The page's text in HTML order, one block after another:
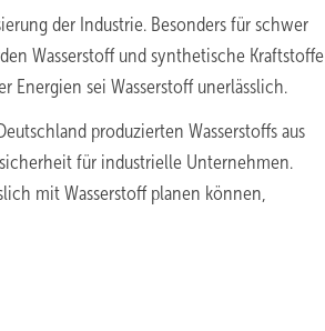
der Industrie. Besonders für schwer
Wasserstoff und synthetische Kraftstoffe
Energien sei Wasserstoff unerlässlich.
produzierten Wasserstoffs aus
für industrielle Unternehmen.
mit Wasserstoff planen können,